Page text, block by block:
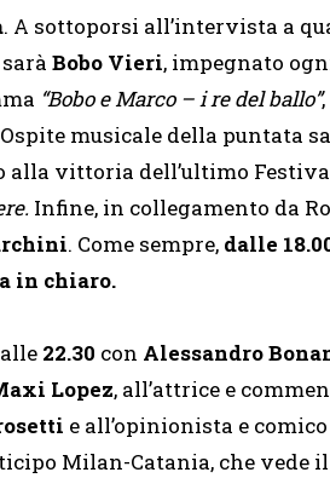
. A sottoporsi all’intervista a
Bobo Vieri, impegnato
“Bobo e Marco – i re del ballo”,
musicale della puntata
alla vittoria dell’ultimo
Infine, in collegamento da
. Come sempre, dalle
in chiaro.
22.30 con Alessandro
Lopez, all’attrice e
e all’opinionista e comico
Milan-Catania, che vede